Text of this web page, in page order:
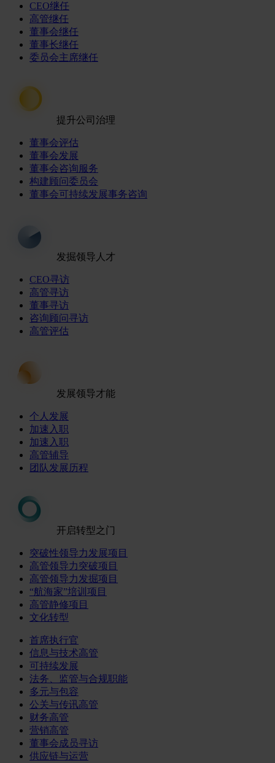
CEO继任
高管继任
董事会继任
董事长继任
委员会主席继任
提升公司治理
董事会评估
董事会发展
董事会咨询服务
构建顾问委员会
董事会可持续发展事务咨询
发掘领导人才
CEO寻访
高管寻访
董事寻访
咨询顾问寻访
高管评估
发展领导才能
个人发展
加速入职
加速入职
高管辅导
团队发展历程
开启转型之门
突破性领导力发展项目
高管领导力突破项目
高管领导力发掘项目
“航海家”培训项目
高管静修项目
文化转型
首席执行官
信息与技术高管
可持续发展
法务、监管与合规职能
多元与包容
公关与传讯高管
财务高管
营销高管
董事会成员寻访
供应链与运营